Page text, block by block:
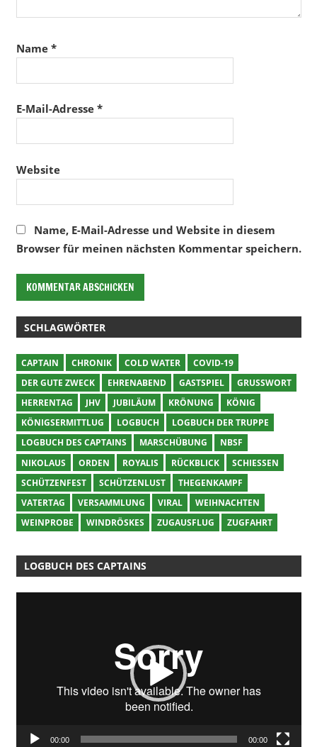
Name *
E-Mail-Adresse *
Website
Name, E-Mail-Adresse und Website in diesem
Browser für meinen nächsten Kommentar speichern.
SCHLAGWÖRTER
CAPTAIN CHRONIK COLD WATER
COVID-19
DER GUTE ZWECK
EHRENABEND GASTSPIEL
GRUSSWORT
HERRENTAG
JHV JUBILÄUM KRÖNUNG
KÖNIG
KÖNIGSERMITTLUG
LOGBUCH
LOGBUCH DER TRUPPE
LOGBUCH DES CAPTAINS
MARSCHÜBUNG
NBSF
NIKOLAUS
ORDEN ROYALIS RÜCKBLICK
SCHIESSEN
SCHÜTZENFEST
SCHÜTZENLUST
THEGENKAMPF
VATERTAG
VERSAMMLUNG VIRAL
WEIHNACHTEN
WEINPROBE
WINDRÖSKES ZUGAUSFLUG ZUGFAHRT
LOGBUCH DES CAPTAINS
00:00 00:00